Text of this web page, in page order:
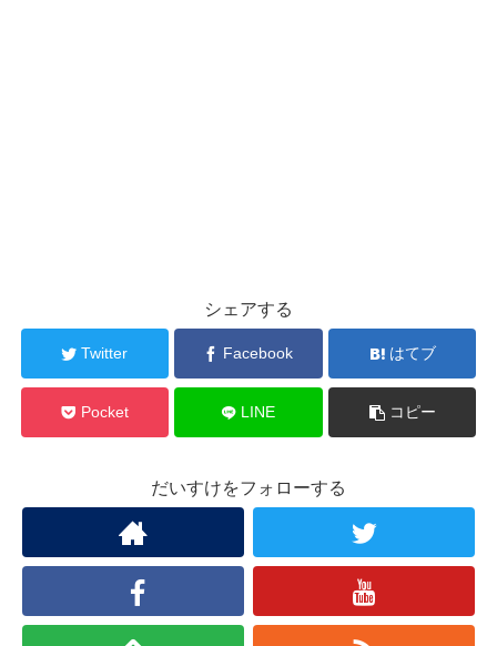
シェアする
Twitter Facebook はてブ
Pocket LINE コピー
だいすけをフォローする